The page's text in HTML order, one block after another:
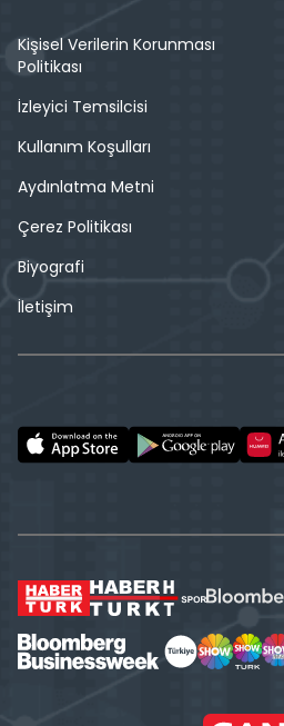
Kişisel Verilerin Korunması
Politikası
İzleyici Temsilcisi
Kullanım Koşulları
Aydınlatma Metni
Çerez Politikası
Biyografi
İletişim